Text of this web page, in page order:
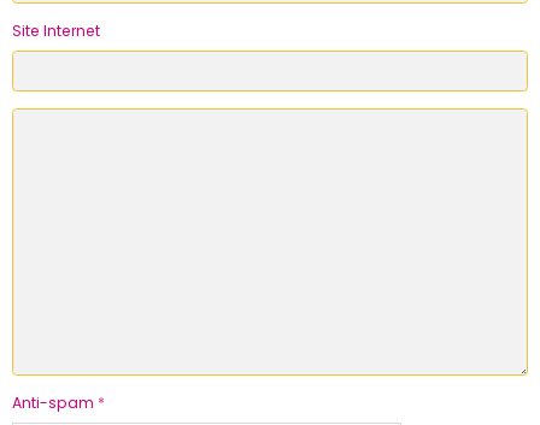
Site Internet
Anti-spam